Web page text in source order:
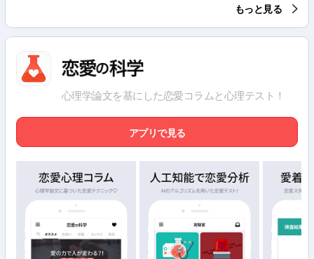
もっと見る
心理学論文を基にした恋愛コラムと心理テスト！
アプリで見る